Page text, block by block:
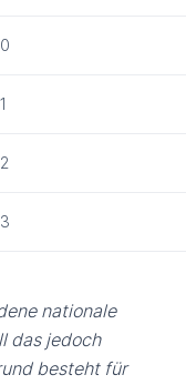
nationale
das jedoch
besteht für